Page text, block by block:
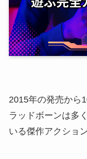
2015年の発売から
ラッドボーンは多
いる傑作アクショ